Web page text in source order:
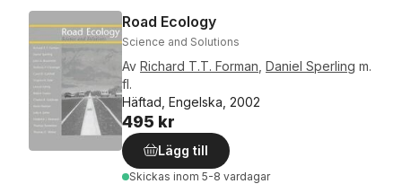
Road Ecology
Science and Solutions
Av Richard T.T. Forman Daniel Sperling m.
fl.
Häftad, Engelska, 2002
495 kr
Lägg till
Skickas inom 5-8 vardagar